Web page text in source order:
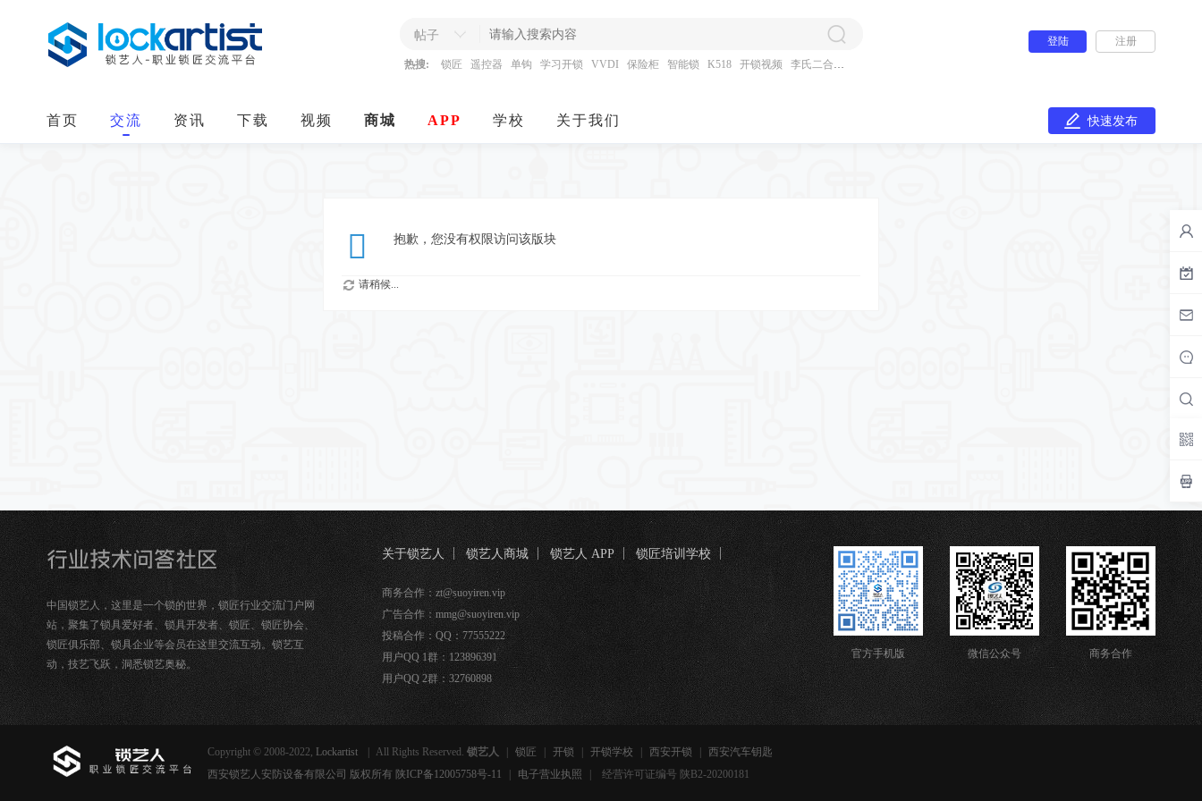
帖子
热搜: 锁匠 遥控器 单钩 学习开锁 VVDI 保险柜 智能锁 K518 开锁视频 李氏二合一
登陆 注册
首页 交流 资讯 下载 视频 商城 APP 学校 关于我们 快速发布
抱歉，您没有权限访问该版块
请稍候...
中国锁艺人，这里是一个锁的世界，锁匠行业交流门户网
站，聚集了锁具爱好者、锁具开发者、锁匠、锁匠协会、
锁匠俱乐部、锁具企业等会员在这里交流互动。锁艺互
动，技艺飞跃，洞悉锁艺奥秘。
关于锁艺人 锁艺人商城 锁艺人 APP
锁匠培训学校
锁匠宝
商务合作：zt@suoyiren.vip
广告合作：mmg@suoyiren.vip
投稿合作：QQ：77555222
用户QQ 1群：123896391
用户QQ 2群：32760898
官方手机版 微信公众号 商务合作
Copyright © 2008-2022, Lockartist All Rights Reserved. 锁艺人 锁匠 开锁 开锁学校 西安开锁
西安汽车钥匙
西安锁艺人安防设备有限公司 版权所有 陕ICP备12005758号-11
电子营业执照 经营许可证编号 陕B2-20200181